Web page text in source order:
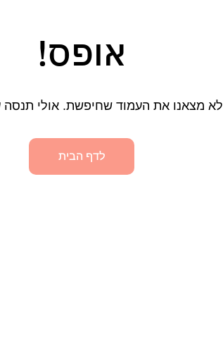
אופס!
לא מצאנו את העמוד שחיפשת. אולי
לדף הבית